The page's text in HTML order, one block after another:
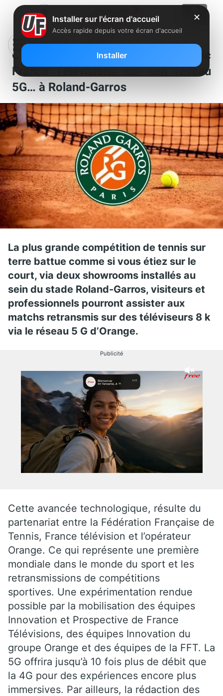
Orange expérimente la 8K avec
France Télévisions sur son réseau
5G… à Roland-Garros
La plus grande compétition de tennis sur
terre battue comme si vous étiez sur le
court, via deux showrooms installés au
sein du stade Roland-Garros, visiteurs et
professionnels pourront assister aux
matchs retransmis sur des téléviseurs 8 k
via le réseau 5 G d’Orange.
Publicité
Cette avancée technologique, résulte du
partenariat entre la Fédération Française de
Tennis, France télévision et l’opérateur
Orange. Ce qui représente une première
mondiale dans le monde du sport et les
retransmissions de compétitions
sportives. Une expérimentation rendue
possible par la mobilisation des équipes
Innovation et Prospective de France
Télévisions, des équipes Innovation du
groupe Orange et des équipes de la FFT. La
5G offrira jusqu’à 10 fois plus de débit que
la 4G pour des expériences encore plus
immersives. Par ailleurs, la rédaction des
✕
Installer sur l'écran d'accueil
Accès rapide depuis votre écran d'accueil
Installer